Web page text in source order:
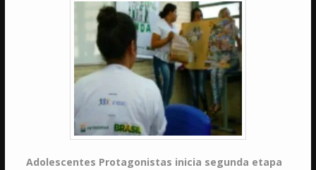
Adolescentes Protagonistas inicia segunda etapa